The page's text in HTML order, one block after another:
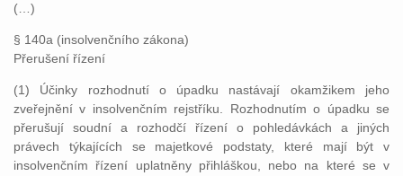
(…)
§ 140a (insolvenčního zákona)
Přerušení řízení
(1) Účinky rozhodnutí o úpadku nastávají okamžikem jeho
zveřejnění v insolvenčním rejstříku. Rozhodnutím o úpadku se
přerušují soudní a rozhodčí řízení o pohledávkách a jiných
právech týkajících se majetkové podstaty, které mají být v
insolvenčním řízení uplatněny přihláškou, nebo na které se v